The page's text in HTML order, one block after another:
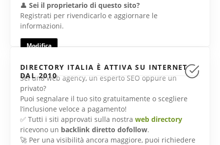
👤 Sei il proprietario di questo sito?
Registrati per rivendicarlo e aggiornare le
informazioni.
Modifica
DIRECTORY ITALIA È ATTIVA SU INTERNET
DAL 2010
Sei una web agency, un esperto SEO oppure un
privato?
Puoi segnalare il tuo sito gratuitamente o scegliere
l’inclusione veloce a pagamento!
✅ Tutti i siti approvati sulla nostra web directory
ricevono un backlink diretto dofollow.
🚀 Per una visibilità ancora maggiore, puoi richiedere